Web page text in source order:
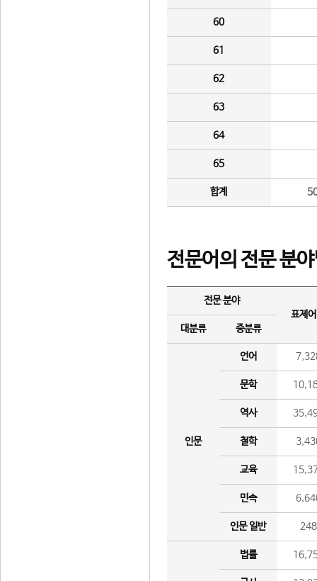
60
61
62
63
64
65
합계
전문어의 전문 분
전문 분야
표제
대분류
중분류
인문
언어
문학
역사
철학
교육
민속
인문 일반 248
법률